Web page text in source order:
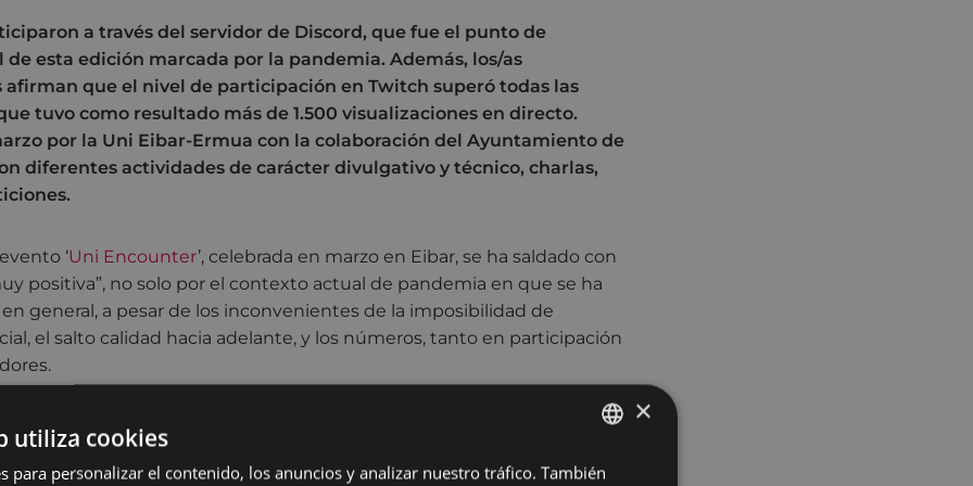
a través del servidor de Discord, que fue el punto de
esta edición marcada por la pandemia. Además, los/as
afirman que el nivel de participación en Twitch superó todas las
tuvo como resultado más de 1.500 visualizaciones en directo.
por la Uni Eibar-Ermua con la colaboración del Ayuntamiento de
diferentes actividades de carácter divulgativo y técnico, charlas,
‘Uni Encounter’, celebrada en marzo en Eibar, se ha saldado con
positiva”, no solo por el contexto actual de pandemia en que se ha
general, a pesar de los inconvenientes de la imposibilidad de
el salto calidad hacia adelante, y los números, tanto en participación
Eibar-Ermua y ha contado por tercer año consecutivo con la
del Ayuntamiento de Eibar a través de su Departamento deBASQUE
×
utiliza cookies
para personalizar el contenido, los anuncios y analizar nuestro tráfico. También